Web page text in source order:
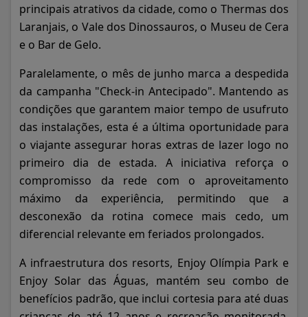
principais atrativos da cidade, como o Thermas dos
Laranjais, o Vale dos Dinossauros, o Museu de Cera
e o Bar de Gelo.
Paralelamente, o mês de junho marca a despedida
da campanha "Check-in Antecipado". Mantendo as
condições que garantem maior tempo de usufruto
das instalações, esta é a última oportunidade para
o viajante assegurar horas extras de lazer logo no
primeiro dia de estada. A iniciativa reforça o
compromisso da rede com o aproveitamento
máximo da experiência, permitindo que a
desconexão da rotina comece mais cedo, um
diferencial relevante em feriados prolongados.
A infraestrutura dos resorts, Enjoy Olímpia Park e
Enjoy Solar das Águas, mantém seu combo de
benefícios padrão, que inclui cortesia para até duas